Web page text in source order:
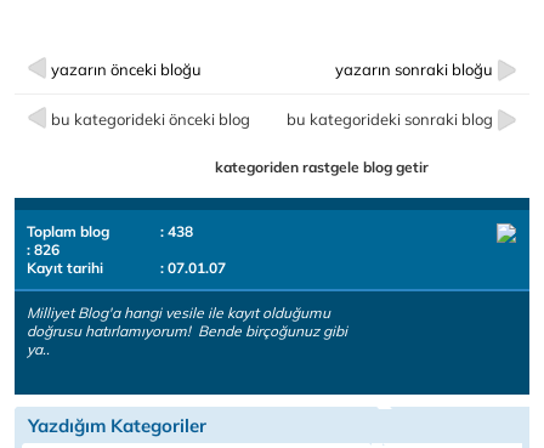
yazarın önceki bloğu yazarın sonraki bloğu
bu kategorideki önceki blog bu kategorideki sonraki blog
kategoriden rastgele blog getir
Toplam blog
: 438
: 826
Kayıt tarihi
: 07.01.07
Milliyet Blog'a hangi vesile ile kayıt olduğumu
doğrusu hatırlamıyorum! Bende birçoğunuz gibi
ya..
Yazdığım Kategoriler